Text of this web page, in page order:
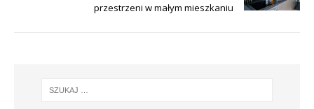
przestrzeni w małym mieszkaniu